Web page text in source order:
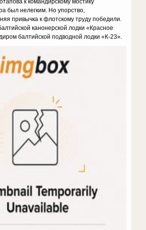
к командирскому мостику
был нелегким. Но упорство,
привычка к флотскому труду победили.
канонерской лодки «Красное
балтийской подводной лодки «К-23».